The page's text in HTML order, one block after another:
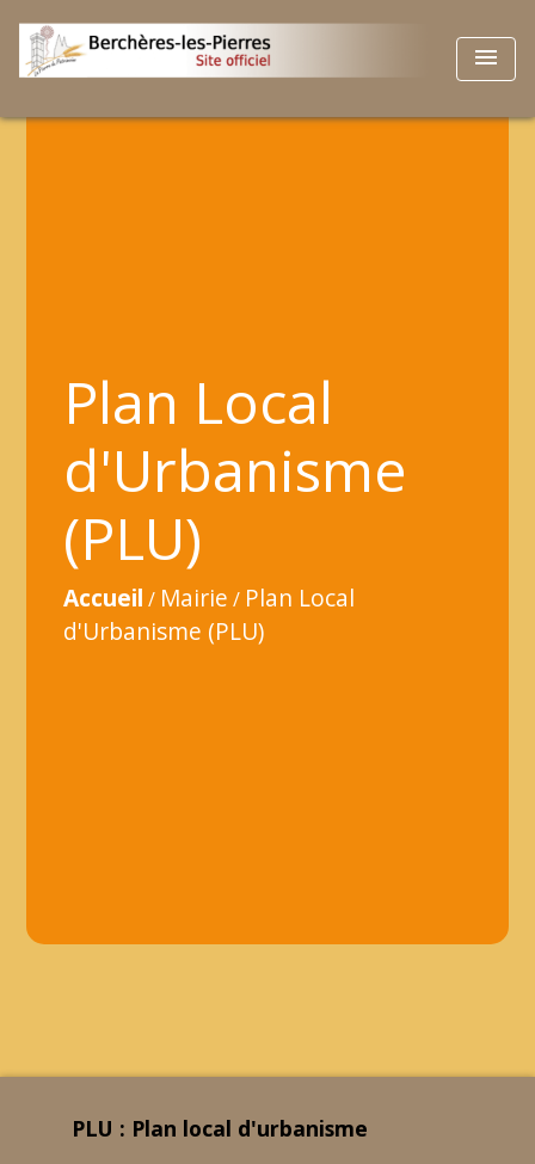
menu
Plan Local
d'Urbanisme
(PLU)
Accueil / Mairie / Plan Local
d'Urbanisme (PLU)
PLU : Plan local d'urbanisme